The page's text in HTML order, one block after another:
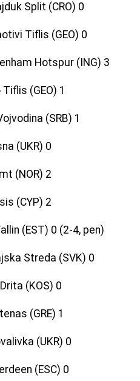
Split (CRO) 0
Tiflis (GEO) 0
Hotspur (ING) 3
(GEO) 1
(SRB) 1
(UKR) 0
(NOR) 2
(CYP) 2
(EST) 0 (2-4, pen)
Streda (SVK) 0
(KOS) 0
(GRE) 1
(UKR) 0
(ESC) 0